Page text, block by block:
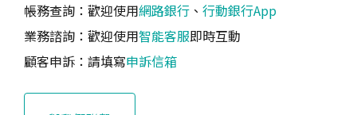
帳務查詢：歡迎使用網路銀行 、 行動銀行App
業務諮詢：歡迎使用智能客服即時互動
顧客申訴：請填寫申訴信箱